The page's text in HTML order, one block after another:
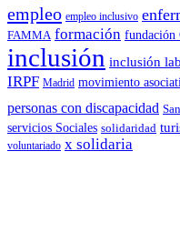
empleo empleo inclusivo
FAMMA formación fundación
inclusión inclusión
IRPF Madrid movimiento
personas con discapacidad
servicios Sociales solidaridad
voluntariado x solidaria